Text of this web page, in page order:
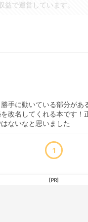
で運営しています。
手に動いている部分があ
改名してくれる本です
ないなと思いました
1
[PR]